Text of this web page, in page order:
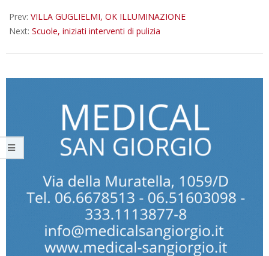
Prev: VILLA GUGLIELMI, OK ILLUMINAZIONE
Next: Scuole, iniziati interventi di pulizia